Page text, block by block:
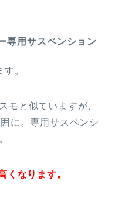
専用サスペンション
。
モと似ていますが、
に。専用サスペンシ
くなります。